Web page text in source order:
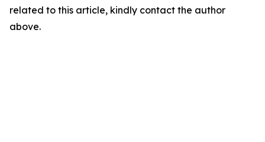
related to this article, kindly contact the author
above.